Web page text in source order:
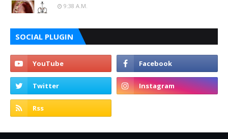
9:38 A.m.
SOCIAL PLUGIN